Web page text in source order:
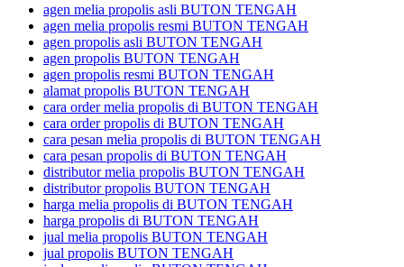
agen melia propolis asli BUTON TENGAH
agen melia propolis resmi BUTON TENGAH
agen propolis asli BUTON TENGAH
agen propolis BUTON TENGAH
agen propolis resmi BUTON TENGAH
alamat propolis BUTON TENGAH
cara order melia propolis di BUTON TENGAH
cara order propolis di BUTON TENGAH
cara pesan melia propolis di BUTON TENGAH
cara pesan propolis di BUTON TENGAH
distributor melia propolis BUTON TENGAH
distributor propolis BUTON TENGAH
harga melia propolis di BUTON TENGAH
harga propolis di BUTON TENGAH
jual melia propolis BUTON TENGAH
jual propolis BUTON TENGAH